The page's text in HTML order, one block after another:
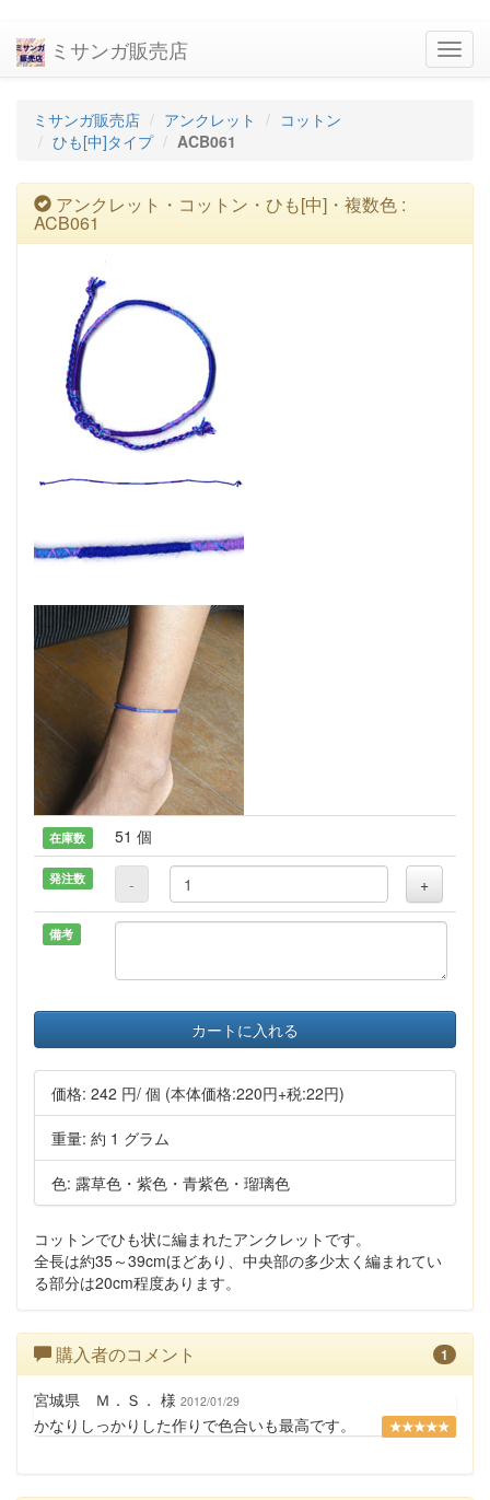
ミサンガ販売店
ミサンガ販売店 アンクレット
コットン
ひも[中]タイプ
ACB061
アンクレット・コットン・ひも[中]・複数色 :
ACB061
在庫数 51 個
発注数 - +
備考
カートに入れる
価格: 242 円/ 個 (本体価格:220円+税:22円)
重量: 約 1 グラム
色: 露草色・紫色・青紫色・瑠璃色
コットンでひも状に編まれたアンクレットです。
全長は約35～39cmほどあり、中央部の多少太く編まれてい
る部分は20cm程度あります。
購入者のコメント 1
宮城県 Ｍ．Ｓ． 様 2012/01/29
★★★★★
かなりしっかりした作りで色合いも最高です。